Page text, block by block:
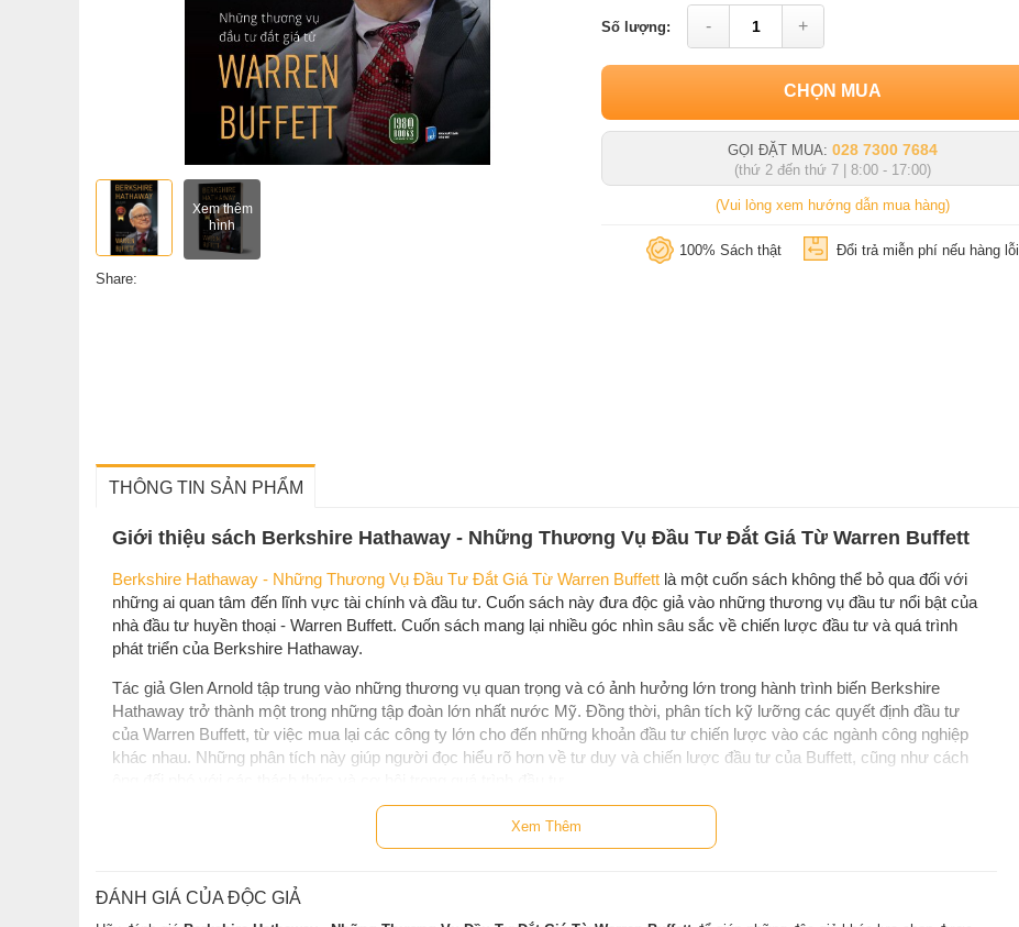
Xem thêm
hình
Share:
Số lượng: - +
CHỌN MUA
GỌI ĐẶT MUA: 028 7300 7684
(thứ 2 đến thứ 7 | 8:00 - 17:00)
(Vui lòng xem hướng dẫn mua hàng)
100% Sách thật Đổi trả miễn phí nếu hàng lỗi
THÔNG TIN SẢN PHẨM
Giới thiệu sách Berkshire Hathaway - Những Thương Vụ Đầu Tư Đắt Giá Từ Warren Buffett
Berkshire Hathaway - Những Thương Vụ Đầu Tư Đắt Giá Từ Warren Buffett là một cuốn sách không thể bỏ qua đối với
những ai quan tâm đến lĩnh vực tài chính và đầu tư. Cuốn sách này đưa độc giả vào những thương vụ đầu tư nổi bật của
nhà đầu tư huyền thoại - Warren Buffett. Cuốn sách mang lại nhiều góc nhìn sâu sắc về chiến lược đầu tư và quá trình
phát triển của Berkshire Hathaway.
Tác giả Glen Arnold tập trung vào những thương vụ quan trọng và có ảnh hưởng lớn trong hành trình biến Berkshire
Hathaway trở thành một trong những tập đoàn lớn nhất nước Mỹ. Đồng thời, phân tích kỹ lưỡng các quyết định đầu tư
của Warren Buffett, từ việc mua lại các công ty lớn cho đến những khoản đầu tư chiến lược vào các ngành công nghiệp
khác nhau. Những phân tích này giúp người đọc hiểu rõ hơn về tư duy và chiến lược đầu tư của Buffett, cũng như cách
Berkshire Hathaway - Những Thương Vụ Đầu Tư Đắt Giá Từ Warren Buffett
đầu tư mà còn là một bài học về cách Buffett áp dụng triết lý đầu tư của mình vào thực tế, qua đó xây dựng một đế chế
Cuốn sách mang lại nhiều bài học giá trị về đầu tư và kinh doanh, giúp bạn đọc hiểu biết về:
Xem Thêm
ĐÁNH GIÁ CỦA ĐỘC GIẢ